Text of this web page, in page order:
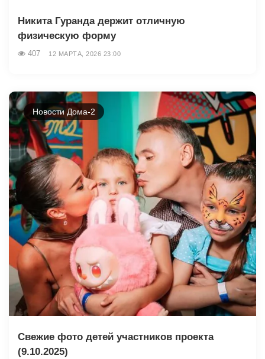
Никита Гуранда держит отличную
физическую форму
407 12 МАРТА, 2026 23:00
Новости Дома-2
Свежие фото детей участников проекта
(9.10.2025)